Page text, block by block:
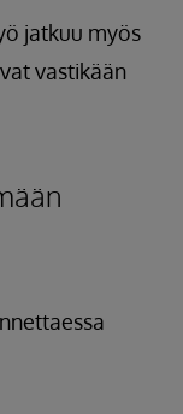
jatkuu myös
vastikään